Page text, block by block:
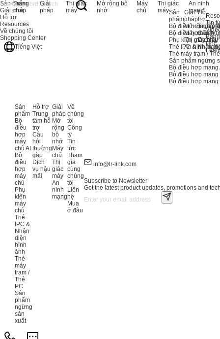
Sản
phẩm
Bộ điều hợp máy
Bộ điều hợp máy
Phụ kiện máy chủ
Thẻ IPC & Nhận
Thẻ máy trạm /
Sản phẩm ngừng
Bộ điều hợp mạng
Bộ điều hợp mạng
Bộ điều hợp
Giải
pháp
Mở rộng bộ
Máy chủ
Thị giác máy
An ninh
Hỗ
trợ
Trung
Câu
Dịch vụ
Tin
Học
Sản phẩm
Giải pháp
Hỗ trợ
Resources
Về chúng tôi
Shopping Center
Tiếng Việt
Trang
chủ
Giải
pháp
Thị giác
máy
Mở rộng bộ
nhớ
Máy
chủ
Thị giác
máy
An ninh
mạng
Sản
phẩm
Bộ
điều
hợp
máy
chủ AI
Bộ
điều
hợp
máy
chủ
Phụ
kiện
máy
chủ
Thẻ
IPC &
Nhận
diện
hình
ảnh
Thẻ
máy
trạm /
Thẻ
PC
Sản
phẩm
ngừng
sản
xuất
Hỗ trợ
Trung
tâm hỗ
trợ
Câu
hỏi
thường
gặp
Dịch
vụ hậu
mãi
Giải
pháp
Mở
rộng
bộ
nhớ
Máy
chủ
Thị
giác
máy
An
ninh
mạng
Về
chúng
tôi
Công
ty
Tin
tức
Tham
gia
cùng
chúng
tôi
Liên
hệ
Mua
ở đâu
info@lr-link.com
Subscribe to Newsletter
Get the latest product updates, promotions and